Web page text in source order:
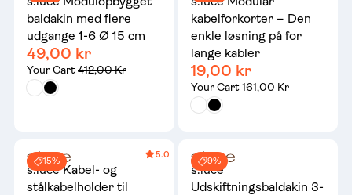
baldakin med flere
udgange 1-6 Ø 15 cm
49,00 kr
Your Cart412,00 Kr
kabelforkorter – Den
enkle løsning på for
lange kabler
19,00 kr
Your Cart161,00 Kr
15%
5.0
s.luce Kabel- og
stålkabelholder til
9%
s.luce
Udskiftningsbaldakin 3-